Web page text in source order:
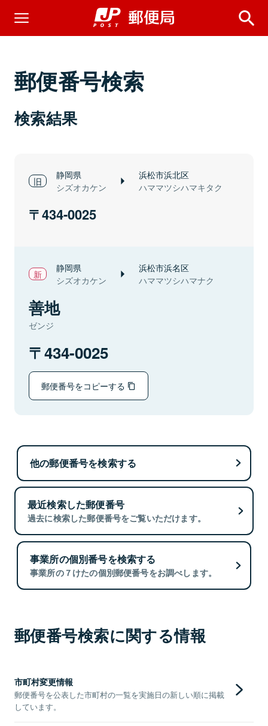
郵便番号検索
検索結果
静岡県
シズオカケン
浜松市浜北区
ハママツシハマキタク
434-0025
静岡県
シズオカケン
浜松市浜名区
ハママツシハマナク
善地
ゼンジ
434-0025
郵便番号をコピーする
他の郵便番号を検索する
最近検索した郵便番号
過去に検索した郵便番号をご覧いただけます。
事業所の個別番号を検索する
事業所の７けたの個別郵便番号をお調べします。
郵便番号検索に関する情報
市町村変更情報
郵便番号を公表した市町村の一覧を実施日の新しい順に掲載
しています。